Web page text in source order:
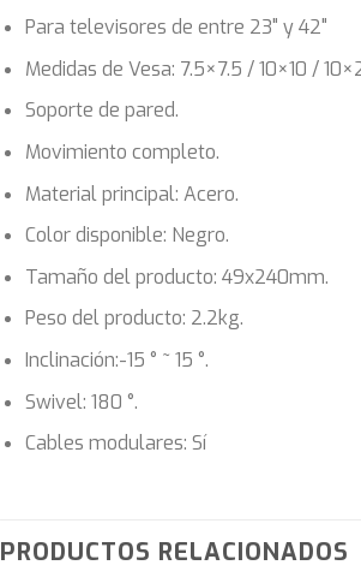
Para televisores de entre 23" y 42"
Medidas de Vesa: 7.5×7.5 / 10×10 /
Soporte de pared.
Movimiento completo.
Material principal: Acero.
Color disponible: Negro.
Tamaño del producto: 49x240mm.
Peso del producto: 2.2kg.
Inclinación:-15 ° ~ 15 °.
Swivel: 180 °.
Cables modulares: Sí
PRODUCTOS RELACIONADOS